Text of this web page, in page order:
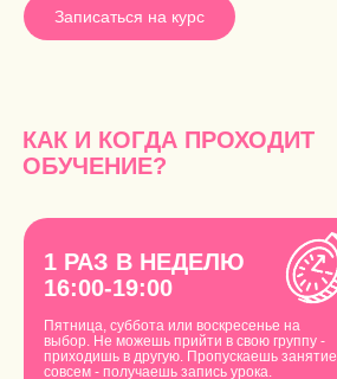
Записаться на курс
1 РАЗ В НЕДЕЛЮ
16:00-19:00
Пятница, суббота или воскресенье на
выбор. Не можешь прийти в свою группу -
приходишь в другую. Пропускаешь занятие
совсем - получаешь запись урока.
КАК И КОГДА ПРОХОДИТ
ОБУЧЕНИЕ?